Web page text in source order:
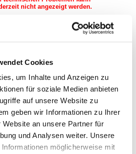
Cookies
um Inhalte und Anzeigen zu
für soziale Medien anbieten
auf unsere Website zu
geben wir Informationen zu Ihrer
Website an unsere Partner für
und Analysen weiter. Unsere
möglicherweise mit